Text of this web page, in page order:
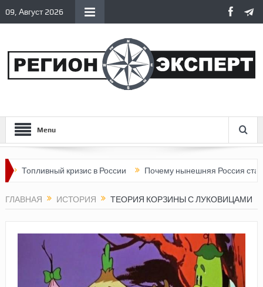
09, Август 2026
Menu
кризис в России Почему нынешняя Россия стала хуже,
ГЛАВНАЯ ИСТОРИЯ ТЕОРИЯ КОРЗИНЫ С ЛУКОВИЦАМИ